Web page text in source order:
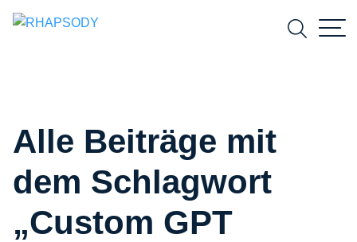
Suchen
Alle Beiträge mit
dem Schlagwort
„Custom GPT